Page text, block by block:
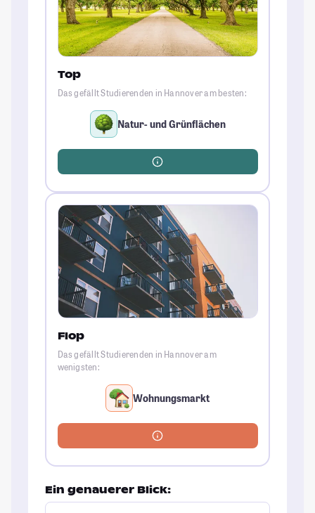
Top
Das gefällt Studierenden in Hannover am besten:
Natur- und Grünflächen
Flop
Das gefällt Studierenden in Hannover am
wenigsten:
Wohnungsmarkt
Ein genauerer Blick: